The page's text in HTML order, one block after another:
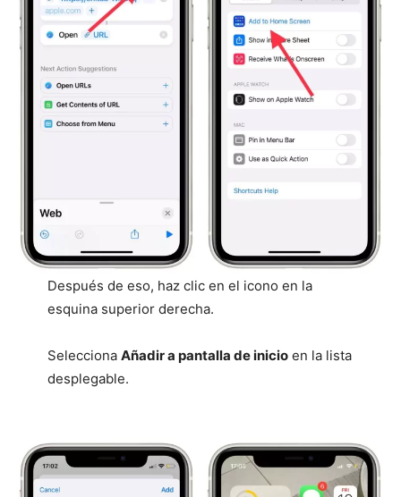
Después de eso, haz clic en el icono en la
esquina superior derecha.
Selecciona Añadir a pantalla de inicioen la lista
desplegable.